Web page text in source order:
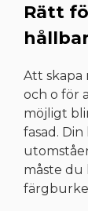
Rätt
Att
och o för
möjligt
fasad.
måste du